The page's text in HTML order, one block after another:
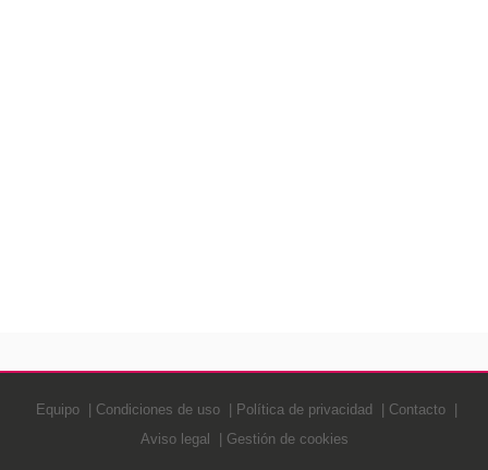
Equipo Condiciones de uso Política de privacidad
Contacto
Aviso legal
Gestión de cookies